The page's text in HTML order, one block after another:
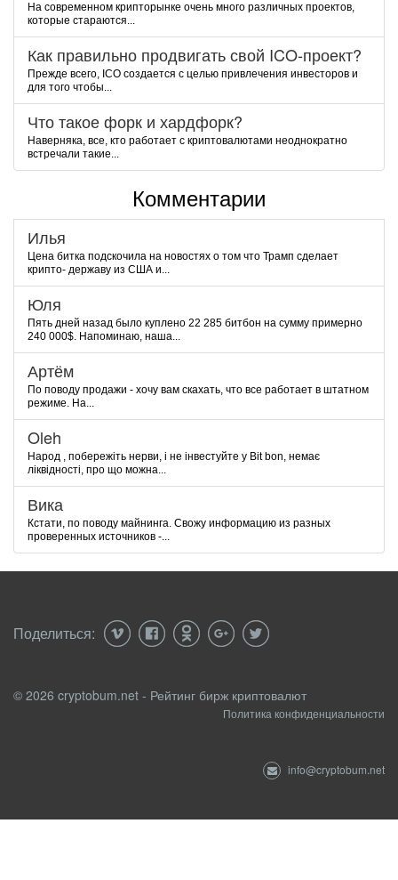
На современном крипторынке очень много различных проектов,
которые стараются...
Как правильно продвигать свой ICO-проект?
Прежде всего, ICO создается с целью привлечения инвесторов и
для того чтобы...
Что такое форк и хардфорк?
Наверняка, все, кто работает с криптовалютами неоднократно
встречали такие...
Комментарии
Илья
Цена битка подскочила на новостях о том что Трамп сделает
крипто- державу из США и...
Юля
Пять дней назад было куплено 22 285 битбон на сумму примерно
240 000$. Напоминаю, наша...
Артём
По поводу продажи - хочу вам скахать, что все работает в штатном
режиме. На...
Oleh
Народ , побережіть нерви, і не інвестуйте у Bit bon, немає
ліквідності, про що можна...
Вика
Кстати, по поводу майнинга. Свожу информацию из разных
проверенных источников -...
Поделиться:
© 2026 cryptobum.net - Рейтинг бирж криптовалют
Политика конфиденциальности
info@cryptobum.net